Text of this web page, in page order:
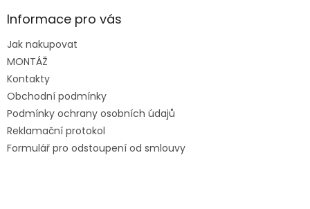
v
p
i
aInformace pro vás
Jak nakupovat
MONTÁŽ
Kontakty
Obchodní podmínky
Podmínky ochrany osobních údajů
Reklamační protokol
Formulář pro odstoupení od smlouvy